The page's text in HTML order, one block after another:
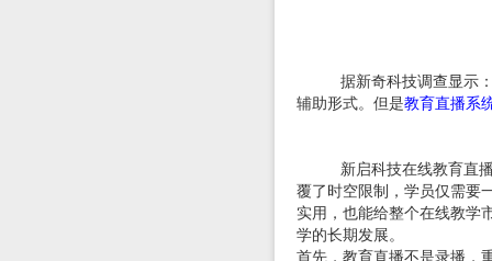
据新奇科技调查显示：这
辅助形式。但是教育直播系
新启科技在线教育直播系
覆了时空限制，学员仅需要
实用，也能给整个在线教学
学的长期发展。
首先，教育直播不是录播，